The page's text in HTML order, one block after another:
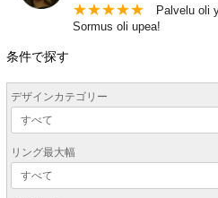
★★★★★ Palvelu oli
Sormus oli upea!
条件で探す
デザインカテゴリー
リング最大幅